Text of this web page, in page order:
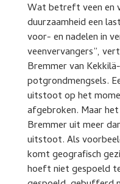
Wat betreft veen en
duurzaamheid een
voor- en nadelen in
veenvervangers”,
Bremmer van
potgrondmengsels.
uitstoot op het
afgebroken. Maar
Bremmer uit meer
uitstoot. Als
komt geografisch
hoeft niet gespoeld